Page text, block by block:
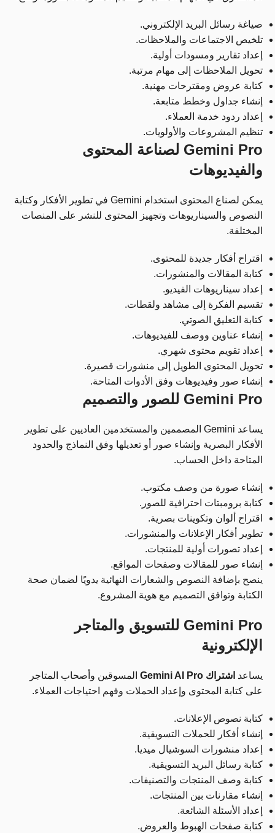
صياغة رسائل البريد الإلكتروني.
تلخيص الاجتماعات والملاحظات.
إعداد تقارير ومسودات أولية.
تحويل الملاحظات إلى مهام مرتبة.
كتابة عروض ومقترحات مهنية.
إنشاء جداول وخطط متابعة.
إعداد ردود خدمة العملاء.
تنظيم المشروعات والأولويات.
Gemini Pro لصناعة المحتوى
والفيديوهات
يمكن لصناع المحتوى استخدام Gemini في تطوير الأفكار وكتابة
النصوص والسيناريوهات وتجهيز المحتوى للنشر على المنصات
المختلفة.
اقتراح أفكار جديدة للمحتوى.
كتابة المقالات والمنشورات.
إعداد سيناريوهات الفيديو.
تقسيم الفكرة إلى مشاهد ولقطات.
كتابة التعليق الصوتي.
إنشاء عناوين ووصف للفيديوهات.
إعداد تقويم محتوى شهري.
تحويل المحتوى الطويل إلى منشورات قصيرة.
إنشاء صور وفيديوهات وفق الأدوات المتاحة.
Gemini Pro للصور والتصميم
يساعد Gemini المصممين والمستخدمين العاديين على تطوير
الأفكار البصرية وإنشاء صور أو تعديلها وفق النماذج والحدود
المتاحة داخل الحساب.
إنشاء صورة من وصف مكتوب.
كتابة برومبتات احترافية للصور.
اقتراح ألوان وتكوينات بصرية.
تطوير أفكار الإعلانات والمنشورات.
إعداد تصورات أولية للمنتجات.
إنشاء صور للمقالات وصفحات المواقع.
ينصح بإضافة النصوص والشعارات النهائية يدويًا لضمان صحة
الكتابة وتوافق التصميم مع هوية المشروع.
Gemini Pro للتسويق والمتاجر
الإلكترونية
يساعد اشتراك Gemini AI Pro
المسوقين وأصحاب المتاجر
على كتابة المحتوى وإعداد الحملات وفهم احتياجات العملاء.
كتابة نصوص الإعلانات.
إنشاء أفكار للحملات التسويقية.
إعداد منشورات السوشيال ميديا.
كتابة رسائل البريد التسويقية.
كتابة وصف المنتجات والتصنيفات.
إنشاء مقارنات بين المنتجات.
إعداد الأسئلة الشائعة.
كتابة صفحات الهبوط والعروض.